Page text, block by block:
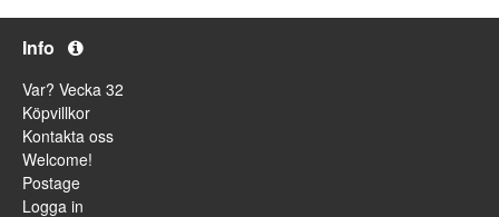
Info
Var? Vecka 32
Köpvillkor
Kontakta oss
Welcome!
Postage
Logga in